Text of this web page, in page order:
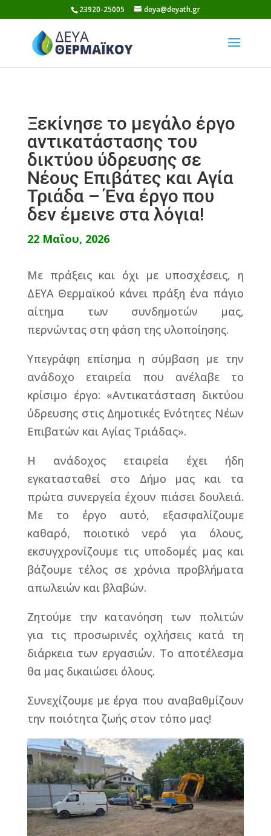
to
content
23920-25005 deya@deyath.gr
Ξεκίνησε το μεγάλο έργο
αντικατάστασης του
δικτύου ύδρευσης σε
Νέους Επιβάτες και Αγία
Τριάδα – Ένα έργο που
δεν έμεινε στα λόγια!
22 Μαΐου, 2026
Με πράξεις και όχι με υποσχέσεις, η
ΔΕΥΑ Θερμαϊκού κάνει πράξη ένα πάγιο
αίτημα των συνδημοτών μας,
περνώντας στη φάση της υλοποίησης.
Υπεγράφη επίσημα η σύμβαση με την
ανάδοχο εταιρεία που ανέλαβε το
κρίσιμο έργο: «Αντικατάσταση δικτύου
ύδρευσης στις Δημοτικές Ενότητες Νέων
Επιβατών και Αγίας Τριάδας».
Η ανάδοχος εταιρεία έχει ήδη
εγκατασταθεί στο Δήμο μας και τα
πρώτα συνεργεία έχουν πιάσει δουλειά.
Με το έργο αυτό, εξασφαλίζουμε
καθαρό, ποιοτικό νερό για όλους,
εκσυγχρονίζουμε τις υποδομές μας και
βάζουμε τέλος σε χρόνια προβλήματα
απωλειών και βλαβών.
Ζητούμε την κατανόηση των πολιτών
για τις προσωρινές οχλήσεις κατά τη
διάρκεια των εργασιών. Το αποτέλεσμα
θα μας δικαιώσει όλους.
Συνεχίζουμε με έργα που αναβαθμίζουν
την ποιότητα ζωής στον τόπο μας!